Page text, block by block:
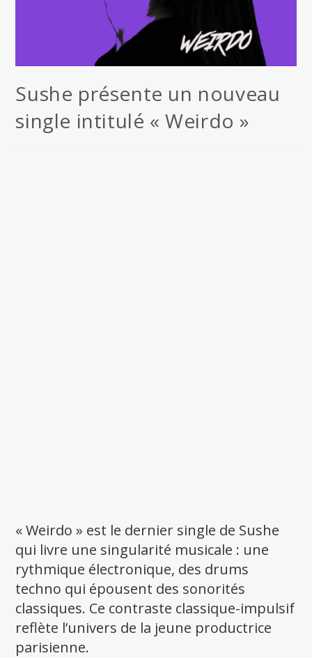
Sushe présente un nouveau
single intitulé « Weirdo »
« Weirdo » est le dernier single de Sushe
qui livre une singularité musicale : une
rythmique électronique, des drums
techno qui épousent des sonorités
classiques. Ce contraste classique-impulsif
reflète l’univers de la jeune productrice
parisienne.